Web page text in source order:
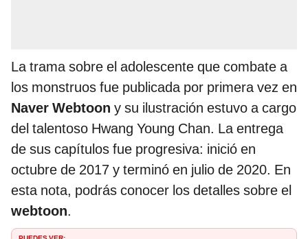
La trama sobre el adolescente que combate a
los monstruos fue publicada por primera vez en
Naver Webtoon y su ilustración estuvo a cargo
del talentoso Hwang Young Chan. La entrega
de sus capítulos fue progresiva: inició en
octubre de 2017 y terminó en julio de 2020. En
esta nota, podrás conocer los detalles sobre el
webtoon.